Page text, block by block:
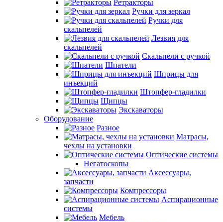
Ретракторы
Ручки для зеркал
Ручки для
скальпелей
Лезвия для
скальпелей
Скальпели с ручкой
Шпатели
Шприцы для
инъекций
Штопфер-гладилки
Щипцы
Экскаваторы
Оборудование
Разное
Матрасы,
чехлы на установки
Оптические системы
Негатоскопы
Аксессуары,
запчасти
Компрессоры
Аспирационные
системы
Мебель